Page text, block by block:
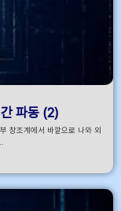
파동 (2)
창조계에서 바깥으로 나와 외